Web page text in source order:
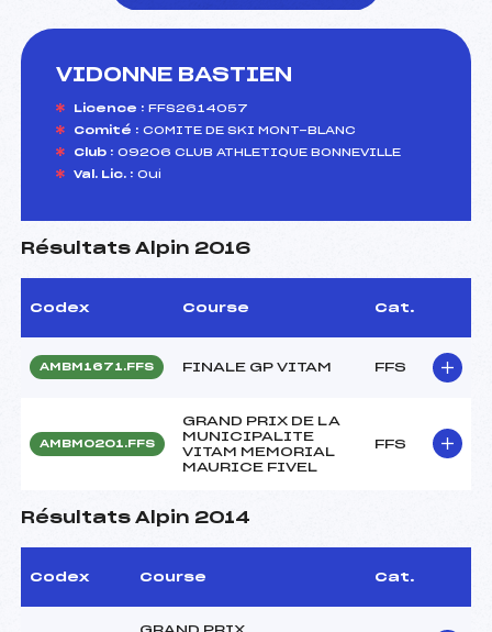
VIDONNE BASTIEN
Licence : FFS2614057
Comité : COMITE DE SKI MONT-BLANC
Club : 09206 CLUB ATHLETIQUE BONNEVILLE
Val. Lic. : Oui
Résultats Alpin 2016
Codex Course Cat.
AMBM1671.FFS FINALE GP VITAM FFS
AMBM0201.FFS
GRAND PRIX DE LA
MUNICIPALITE
VITAM MEMORIAL
MAURICE FIVEL
FFS
Résultats Alpin 2014
Codex Course Cat.
GRAND PRIX